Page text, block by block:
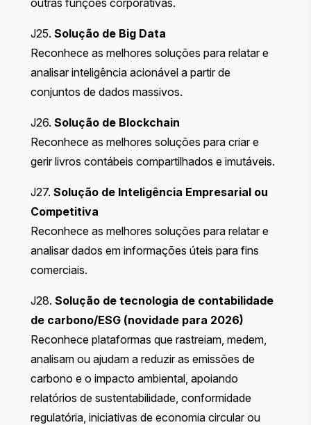
J25. Solução de Big Data
Reconhece as melhores soluções para relatar e
analisar inteligência acionável a partir de
conjuntos de dados massivos.
J26. Solução de Blockchain
Reconhece as melhores soluções para criar e
gerir livros contábeis compartilhados e imutáveis.
J27. Solução de Inteligência Empresarial ou
Competitiva
Reconhece as melhores soluções para relatar e
analisar dados em informações úteis para fins
comerciais.
J28. Solução de tecnologia de contabilidade
de carbono/ESG (novidade para 2026)
Reconhece plataformas que rastreiam, medem,
analisam ou ajudam a reduzir as emissões de
carbono e o impacto ambiental, apoiando
relatórios de sustentabilidade, conformidade
regulatória, iniciativas de economia circular ou